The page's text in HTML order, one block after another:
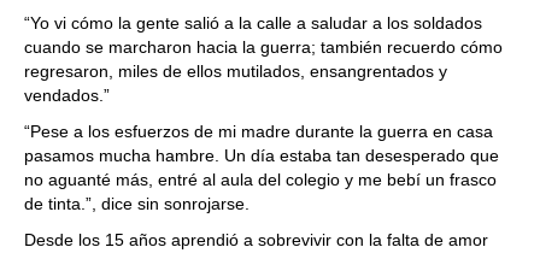
“Yo vi cómo la gente salió a la calle a saludar a los soldados
cuando se marcharon hacia la guerra; también recuerdo cómo
regresaron, miles de ellos mutilados, ensangrentados y
vendados.”
“Pese a los esfuerzos de mi madre durante la guerra en casa
pasamos mucha hambre. Un día estaba tan desesperado que
no aguanté más, entré al aula del colegio y me bebí un frasco
de tinta.”, dice sin sonrojarse.
Desde los 15 años aprendió a sobrevivir con la falta de amor